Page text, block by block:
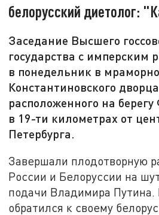
белорусский диетолог:
Заседание Высшего
государства с имперским
в понедельник в
Константиновского
расположенного на
в 19-ти километрах от
Петербурга.
Завершали плодотворную
России и Белоруссии на
подачи Владимира Путина.
обратился к своему